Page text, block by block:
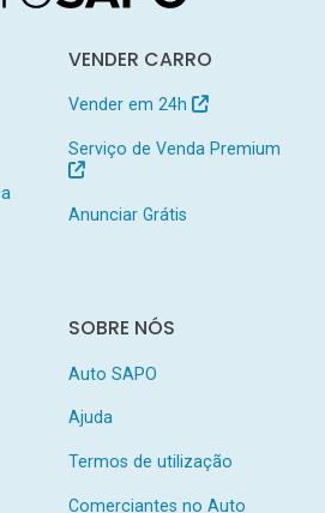
VENDER CARRO
Vender em 24h
Serviço de Venda Premium
Anunciar Grátis
SOBRE NÓS
Auto SAPO
Ajuda
Termos de utilização
Comerciantes no Auto